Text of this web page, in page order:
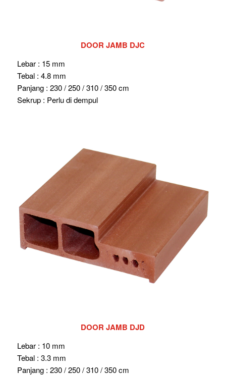
DOOR JAMB DJC
Lebar : 15 mm
Tebal : 4.8 mm
Panjang : 230 / 250 / 310 / 350 cm
Sekrup : Perlu di dempul
DOOR JAMB DJD
Lebar : 10 mm
Tebal : 3.3 mm
Panjang : 230 / 250 / 310 / 350 cm